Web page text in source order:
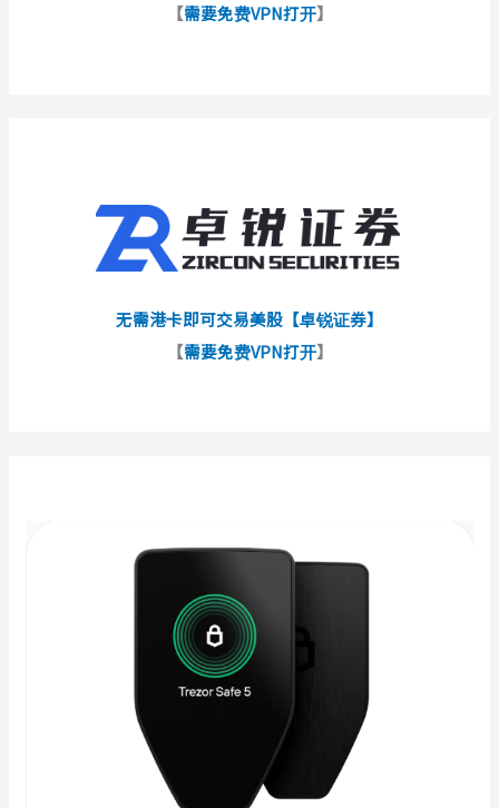
【需要免费VPN打开】
无需港卡即可交易美股【卓锐证券】
【需要免费VPN打开】